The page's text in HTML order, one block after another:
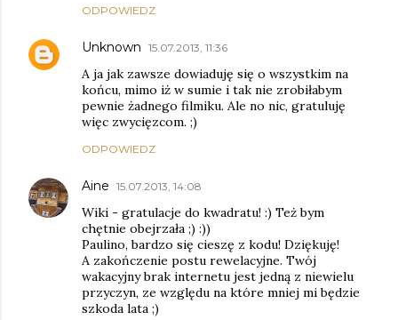
ODPOWIEDZ
Unknown 15.07.2013, 11:36
A ja jak zawsze dowiaduję się o wszystkim na
końcu, mimo iż w sumie i tak nie zrobiłabym
pewnie żadnego filmiku. Ale no nic, gratuluję
więc zwycięzcom. ;)
ODPOWIEDZ
Aine 15.07.2013, 14:08
Wiki - gratulacje do kwadratu! :) Też bym
chętnie obejrzała ;) :))
Paulino, bardzo się cieszę z kodu! Dziękuję!
A zakończenie postu rewelacyjne. Twój
wakacyjny brak internetu jest jedną z niewielu
przyczyn, ze względu na które mniej mi będzie
szkoda lata ;)